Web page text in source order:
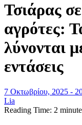
Τσιάρας
αγρότες:
λύνονται
εντάσεις
7 Οκτωβρίου, 2025 -
Lia
Reading Time: 2